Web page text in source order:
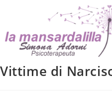
Vittime di